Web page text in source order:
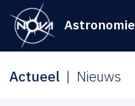
Astronomie
Actueel Nieuws